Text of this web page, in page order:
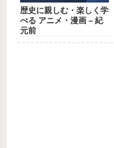
歴史に親しむ・楽しく学
べる アニメ・漫画 – 紀
元前